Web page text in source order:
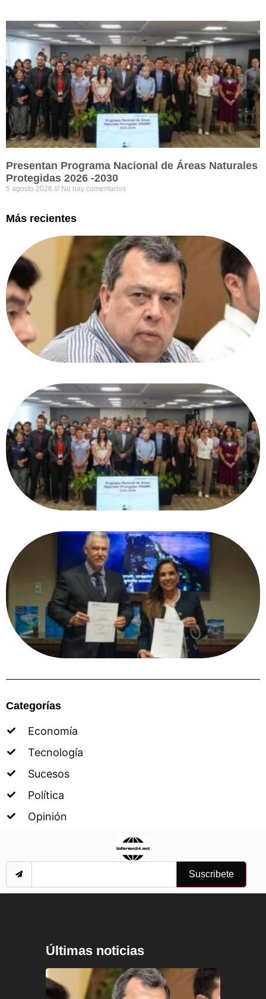
Presentan Programa Nacional de Áreas Naturales
Protegidas 2026 -2030
5 agosto 2026 No hay comentarios
Más recientes
Categorías
Economía
Tecnología
Sucesos
Política
Opinión
Suscribete
Últimas noticias